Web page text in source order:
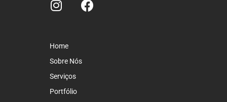
Home
Sobre Nós
Serviços
Portfólio